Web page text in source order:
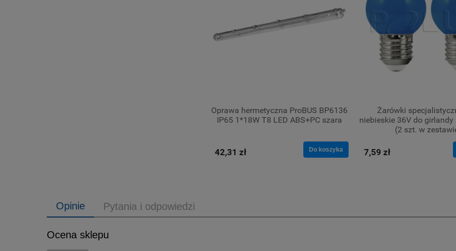
Oprawa hermetyczna ProBUS BP6136
IP65 1*18W T8 LED ABS+PC szara
42,31 zł Do koszyka
Żarówki
niebieskie 36V do girlandy
(2 szt. w
7,59 zł
Opinie Pytania i odpowiedzi
Ocena sklepu